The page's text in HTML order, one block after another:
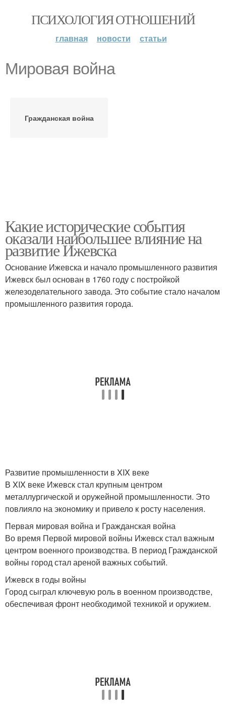
ПСИХОЛОГИЯ ОТНОШЕНИЙ
главная новости статьи
Мировая война
Гражданская война
Какие исторические события
оказали наибольшее влияние на
развитие Ижевска
Основание Ижевска и начало промышленного развития
Ижевск был основан в 1760 году с постройкой
железоделательного завода. Это событие стало началом
промышленного развития города.
Развитие промышленности в XIX веке
В XIX веке Ижевск стал крупным центром
металлургической и оружейной промышленности. Это
повлияло на экономику и привело к росту населения.
Первая мировая война и Гражданская война
Во время Первой мировой войны Ижевск стал важным
центром военного производства. В период Гражданской
войны город стал ареной важных событий.
Ижевск в годы войны
Город сыграл ключевую роль в военном производстве,
обеспечивая фронт необходимой техникой и оружием.